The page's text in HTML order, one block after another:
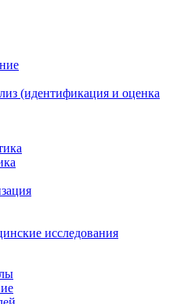
(идентификация и оценка
исследования